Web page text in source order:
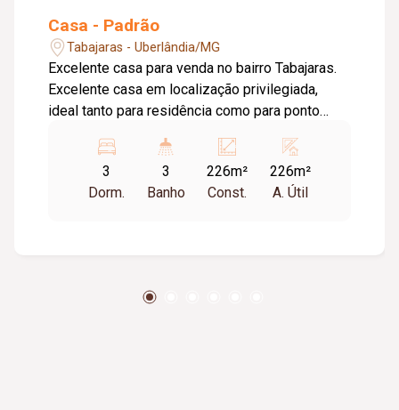
Casa - Padrão
Tabajaras - Uberlândia/MG
Excelente casa para venda no bairro Tabajaras.
Excelente casa em localização privilegiada,
ideal tanto para residência como para ponto
Rodrigues da Cunha. Detalhes que fazem a
diferença na casa: - 1º Piso: sala de estar, sala
de jantar, cozinha montada, banheiro de
armário, sendo 01 suíte com armário sob pia,
3
Dorm.
3
Banho
226m²
Const.
226m²
A. Útil